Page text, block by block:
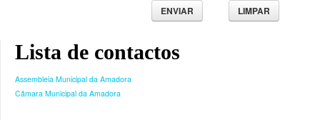
ENVIAR LIMPAR
Lista de contactos
Assembleia Municipal da Amadora
Câmara Municipal da Amadora